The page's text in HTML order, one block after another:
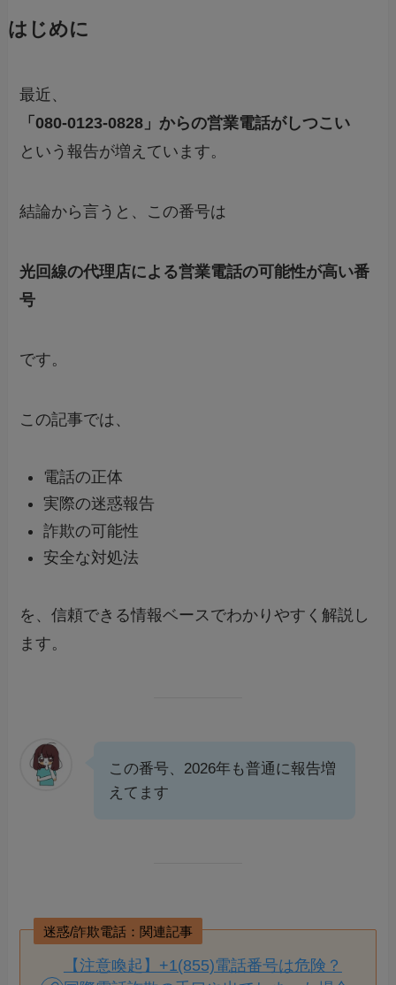
はじめに
最近、
「080-0123-0828」からの営業電話がしつこい
という報告が増えています。
結論から言うと、この番号は
光回線の代理店による営業電話の可能性が高い番
号
です。
この記事では、
電話の正体
実際の迷惑報告
詐欺の可能性
安全な対処法
を、信頼できる情報ベースでわかりやすく解説し
ます。
この番号、2026年も普通に報告増
えてます
迷惑/詐欺電話：関連記事
【注意喚起】+1(855)電話番号は危険？